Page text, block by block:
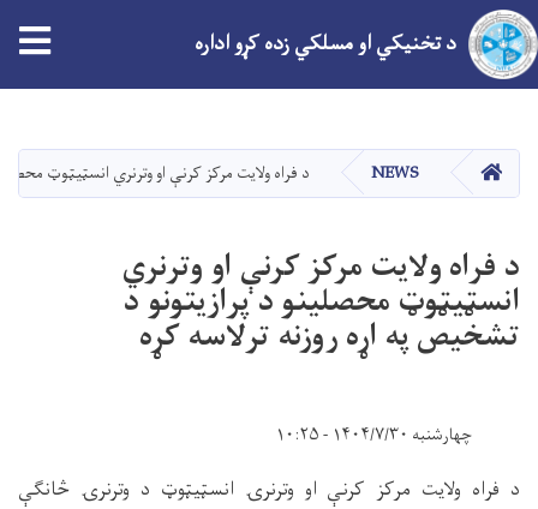
دانګل
د تخنیکي او مسلکي زده کړو اداره
کور NEWS د فراه ولایت مرکز کرنې او وترنري انسټیټوټ
د فراه ولایت مرکز کرنې او وترنري
انسټیټوټ محصلینو د پرازیتونو د
تشخیص په اړه روزنه ترلاسه کړه
چهارشنبه ۱۴۰۴/۷/۳۰ - ۱۰:۲۵
د فراه ولایت مرکز کرنې او وترنرۍ انسټیټوټ د وترنرۍ څانګې